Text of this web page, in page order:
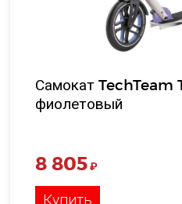
Самокат TechTeam
фиолетовый
8 805₽
Купить